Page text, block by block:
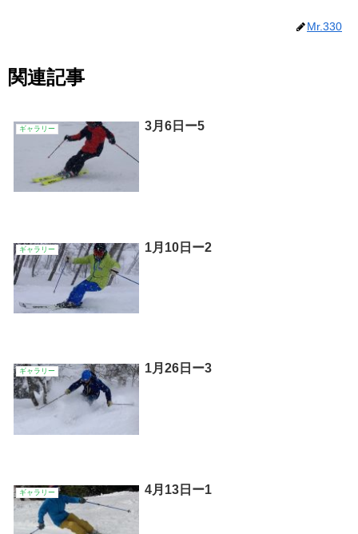
Mr.330
関連記事
ギャラリー 3月6日ー5
ギャラリー 1月10日ー2
ギャラリー 1月26日ー3
ギャラリー 4月13日ー1